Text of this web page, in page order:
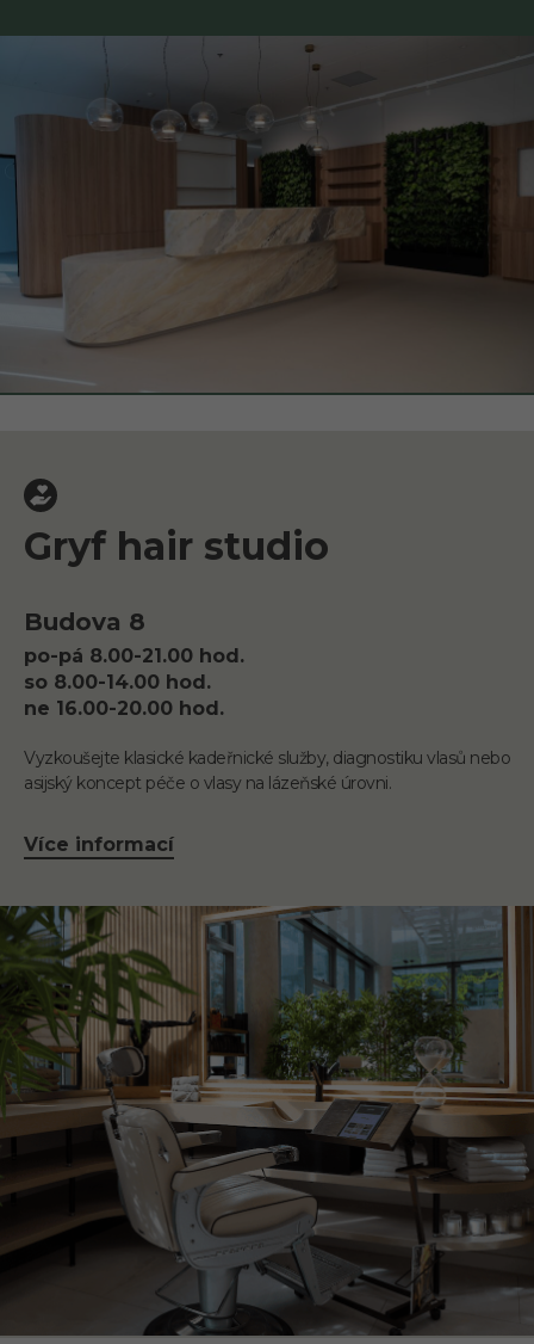
Gryf hair studio
Budova 8
po-pá 8.00-21.00 hod.
so 8.00-14.00 hod.
ne 16.00-20.00 hod.
Vyzkoušejte klasické kadeřnické služby, diagnostiku vlasů nebo
asijský koncept péče o vlasy na lázeňské úrovni.
Více informací